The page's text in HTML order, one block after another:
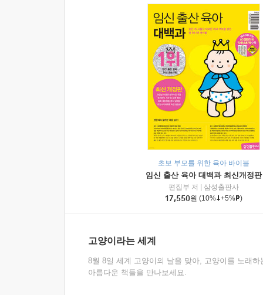
초보 부모를 위한 육아 바이블
임신 출산 육아 대백과 최신개정판
편집부 저
삼성출판사
17,550원 (10% +5% )
고양이라는 세계
8월 8일 세계 고양이의 날을 맞아, 고양이를 노래하
아름다운 책들을 만나보세요.